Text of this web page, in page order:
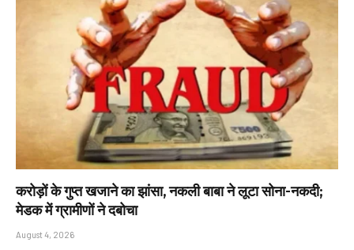
करोड़ों के गुप्त खजाने का झांसा, नकली बाबा ने लूटा सोना-नकदी;
मेडक में ग्रामीणों ने दबोचा
August 4, 2026